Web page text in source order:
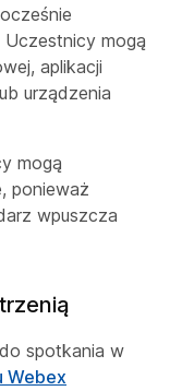
mogą
aplikacji
urządzenia
mogą
ponieważ
wpuszcza
spotkania w
Webex